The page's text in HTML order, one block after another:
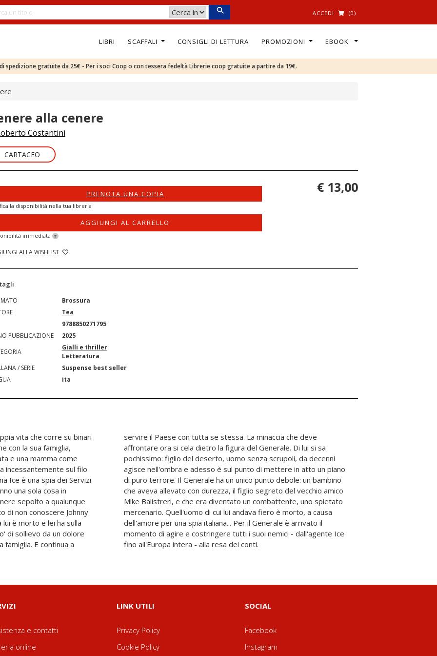
ACCEDI (0)
LIBRI SCAFFALI CONSIGLI DI LETTURA PROMOZIONI EBOOK
spedizione gratuite da 25€ - Per i soci Coop o con tessera fedeltà Librerie.coop gratuite a partire da 19€.
alla cenere
Costantini
CARTACEO
PRENOTA UNA COPIA
la disponibilità nella tua libreria
AGGIUNGI AL CARRELLO
immediata ?
ALLA WISHLIST
€ 13,00
Brossura
Tea
9788850271795
PUBBLICAZIONE
2025
Gialli e thriller
Letteratura
/ SERIE
Suspense best seller
ita
vita che corre su binari
con la sua famiglia,
e una mamma come
incessantemente sul filo
Ice è una spia dei Servizi
una sola cosa in
sepolto a qualunque
di non conoscere Johnny
lui è morto e lei ha sulla
di sollievo da un dolore
famiglia. E continua a
La minaccia che deve
Di lui si sa
scrupoli, da decenni
mettere in atto un piano
punto debole: un bambino
del vecchio amico
uno spietato
fiero è morto, a causa
Generale è arrivato il
nemici - dall'agente Ice
fino all'Europa intera - alla resa dei conti.
e contatti
online
LINK UTILI
Privacy Policy
Cookie Policy
SOCIAL
Facebook
Instagram